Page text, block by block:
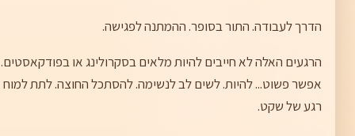
הדרך לעבודה. התור בסופר. ההמתנה לפגישה.
הרגעים האלה לא חייבים להיות מלאים בסקרולינג או בפודקאסטים.
אפשר פשוט... להיות. לשים לב לנשימה. להסתכל החוצה. לתת למוח
רגע של שקט.